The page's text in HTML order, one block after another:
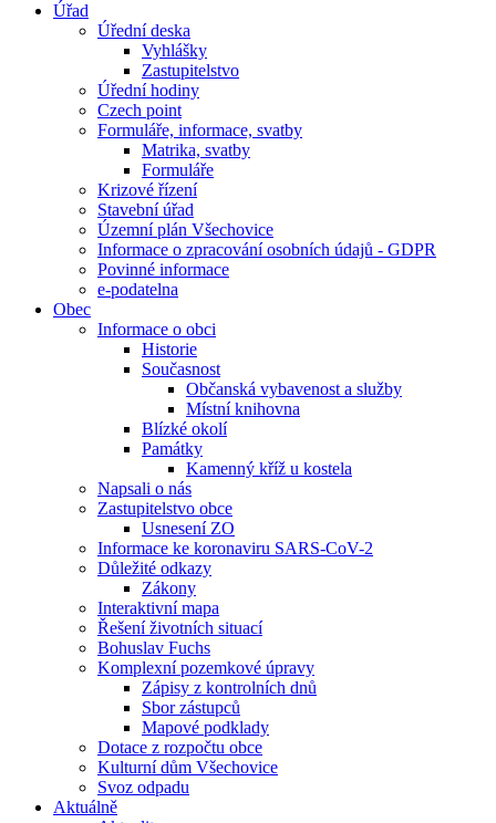
Úřad
Úřední deska
Vyhlášky
Zastupitelstvo
Úřední hodiny
Czech point
Formuláře, informace, svatby
Matrika, svatby
Formuláře
Krizové řízení
Stavební úřad
Územní plán Všechovice
Informace o zpracování osobních údajů - GDPR
Povinné informace
e-podatelna
Obec
Informace o obci
Historie
Současnost
Občanská vybavenost a služby
Místní knihovna
Blízké okolí
Památky
Kamenný kříž u kostela
Napsali o nás
Zastupitelstvo obce
Usnesení ZO
Informace ke koronaviru SARS-CoV-2
Důležité odkazy
Zákony
Interaktivní mapa
Řešení životních situací
Bohuslav Fuchs
Komplexní pozemkové úpravy
Zápisy z kontrolních dnů
Sbor zástupců
Mapové podklady
Dotace z rozpočtu obce
Kulturní dům Všechovice
Svoz odpadu
Aktuálně